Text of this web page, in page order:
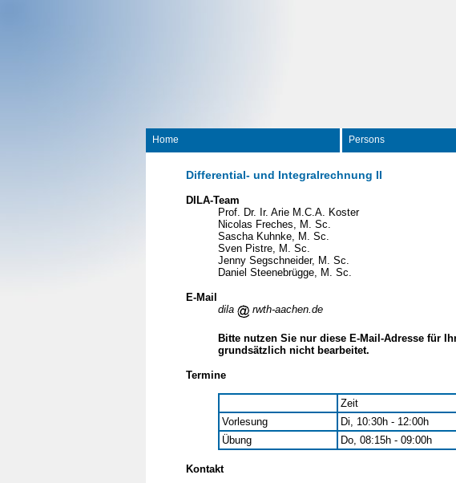
Home Persons
Differential- und Integralrechnung II
DILA-Team
Prof. Dr. Ir. Arie M.C.A. Koster
Nicolas Freches, M. Sc.
Sascha Kuhnke, M. Sc.
Sven Pistre, M. Sc.
Jenny Segschneider, M. Sc.
Daniel Steenebrügge, M. Sc.
E-Mail
dila
rwth-aachen.de
Bitte nutzen Sie nur diese E-Mail-Adresse für
grundsätzlich nicht bearbeitet.
Termine
Zeit
Vorlesung
Di, 10:30h - 12:00h
Übung
Do, 08:15h - 09:00h
Kontakt